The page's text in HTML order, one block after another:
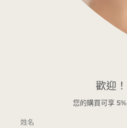
歡迎！
您的購買可享 5%